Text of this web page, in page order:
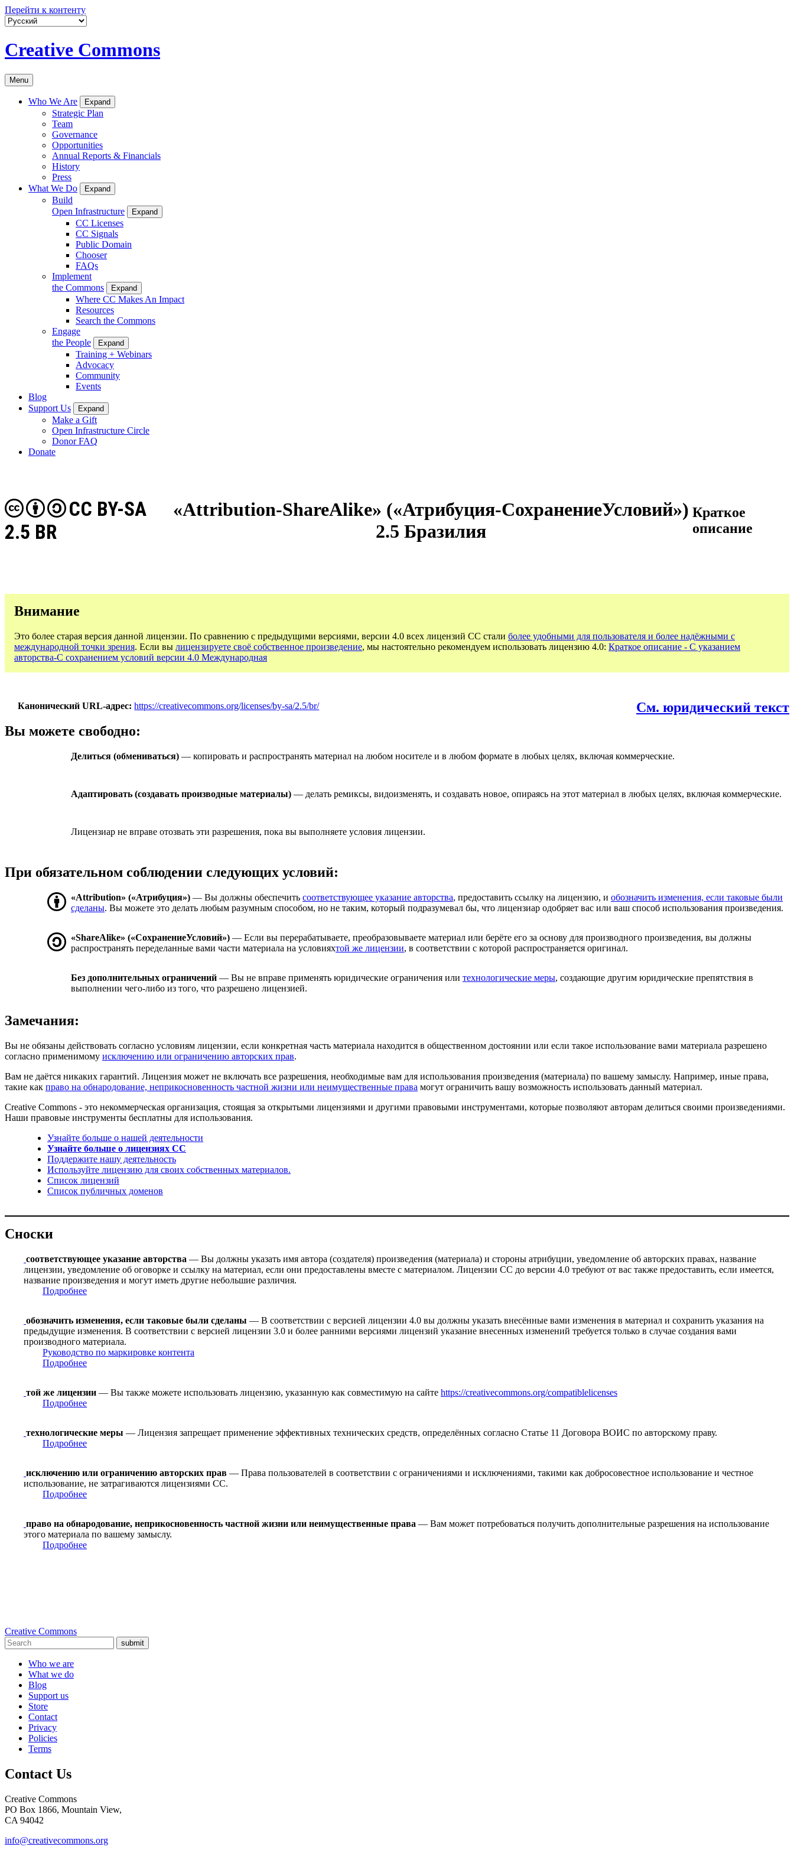
Перейти к контенту
Creative Commons
Menu
Who We Are Expand
Strategic Plan
Team
Governance
Opportunities
Annual Reports & Financials
History
Press
What We Do
Expand
Build
Open Infrastructure
Expand
CC Licenses
CC Signals
Public Domain
Chooser
FAQs
Implement
the Commons
Expand
Where CC Makes An Impact
Resources
Search the Commons
Engage
the People
Expand
Training + Webinars
Advocacy
Community
Events
Blog
Support Us
Expand
Make a Gift
Open Infrastructure Circle
Donor FAQ
Donate
«Attribution-ShareAlike» («Атрибуция-СохранениеУсловий»)
2.5 Бразилия
CC BY-SA
2.5 BR
Краткое
описание
Внимание
Это более старая версия данной лицензии. По сравнению с предыдущими версиями, версии 4.0 всех лицензий CC стали более удобными для пользователя и более надёжными с
международной точки зрения. Если вы лицензируете своё собственное произведение, мы настоятельно рекомендуем использовать лицензию 4.0: Краткое описание - С указанием
авторства-С сохранением условий версии 4.0 Международная
Канонический URL-адрес https://creativecommons.org/licenses/by-sa/2.5/br/
См. юридический текст
Вы можете свободно:
Делиться (обмениваться) — копировать и распространять материал на любом носителе и в любом формате в любых целях, включая коммерческие.
Адаптировать (создавать производные материалы) — делать ремиксы, видоизменять, и создавать новое, опираясь на этот материал в любых целях, включая коммерческие.
Лицензиар не вправе отозвать эти разрешения, пока вы выполняете условия лицензии.
При обязательном соблюдении следующих условий:
«Attribution» («Атрибуция») — Вы должны обеспечить соответствующее указание авторства, предоставить ссылку на лицензию, и обозначить изменения, если таковые были
сделаны. Вы можете это делать любым разумным способом, но не таким, который подразумевал бы, что лицензиар одобряет вас или ваш способ использования произведения.
«ShareAlike» («СохранениеУсловий») — Если вы перерабатываете, преобразовываете материал или берёте его за основу для производного произведения, вы должны
распространять переделанные вами части материала на условияхтой же лицензии, в соответствии с которой распространяется оригинал.
Без дополнительных ограничений — Вы не вправе применять юридические ограничения или технологические меры, создающие другим юридические препятствия в
выполнении чего-либо из того, что разрешено лицензией.
Замечания:
Вы не обязаны действовать согласно условиям лицензии, если конкретная часть материала находится в общественном достоянии или если такое использование вами материала разрешено
согласно применимому исключению или ограничению авторских прав.
Вам не даётся никаких гарантий. Лицензия может не включать все разрешения, необходимые вам для использования произведения (материала) по вашему замыслу. Например, иные права,
такие как право на обнародование, неприкосновенность частной жизни или неимущественные права могут ограничить вашу возможность использовать данный материал.
Creative Commons - это некоммерческая организация, стоящая за открытыми лицензиями и другими правовыми инструментами, которые позволяют авторам делиться своими произведениями.
Наши правовые инструменты бесплатны для использования.
Узнайте больше о нашей деятельности
Узнайте больше о лицензиях CC
Поддержите нашу деятельность
Используйте лицензию для своих собственных материалов.
Список лицензий
Список публичных доменов
Сноски
соответствующее указание авторства — Вы должны указать имя автора (создателя) произведения (материала) и стороны атрибуции, уведомление об авторских правах, название
лицензии, уведомление об оговорке и ссылку на материал, если они предоставлены вместе с материалом. Лицензии CC до версии 4.0 требуют от вас также предоставить, если имеется,
название произведения и могут иметь другие небольшие различия.
Подробнее
обозначить изменения, если таковые были сделаны — В соответствии с версией лицензии 4.0 вы должны указать внесённые вами изменения в материал и сохранить указания на
предыдущие изменения. В соответствии с версией лицензии 3.0 и более ранними версиями лицензий указание внесенных изменений требуется только в случае создания вами
производного материала.
Руководство по маркировке контента
Подробнее
той же лицензии — Вы также можете использовать лицензию, указанную как совместимую на сайте https://creativecommons.org/compatiblelicenses
Подробнее
технологические меры — Лицензия запрещает применение эффективных технических средств, определённых согласно Статье 11 Договора ВОИС по авторскому праву.
Подробнее
исключению или ограничению авторских прав — Права пользователей в соответствии с ограничениями и исключениями, такими как добросовестное использование и честное
использование, не затрагиваются лицензиями CC.
Подробнее
право на обнародование, неприкосновенность частной жизни или неимущественные права — Вам может потребоваться получить дополнительные разрешения на использование
этого материала по вашему замыслу.
Подробнее
Creative Commons
submit
Who we are
What we do
Blog
Support us
Store
Contact
Privacy
Policies
Terms
Contact Us
Creative Commons
PO Box 1866, Mountain View,
CA 94042
info@creativecommons.org